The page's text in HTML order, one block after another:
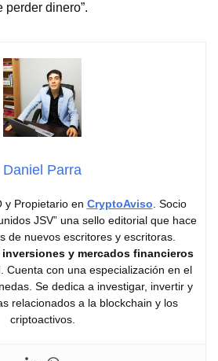
perder dinero”.
Daniel Parra
y Propietario en CryptoAviso. Socio
JSV” una sello editorial que hace
de nuevos escritores y escritoras.
y mercados financieros
Cuenta con una especialización en el
Se dedica a investigar, invertir y
relacionados a la blockchain y los
criptoactivos.